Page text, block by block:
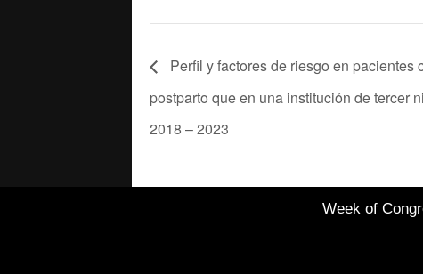
Perfil y factores de riesgo en pacientes
postparto que en una institución de tercer
2018 – 2023
Week of